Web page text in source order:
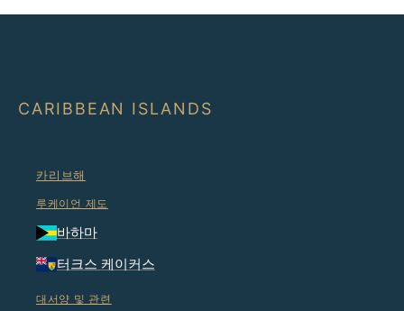
CARIBBEAN ISLANDS
카리브해
루케이언 제도
바하마
터크스 케이커스
대서양 및 관련